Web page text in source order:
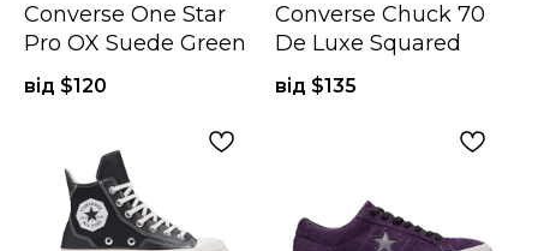
Converse One Star
Pro OX Suede Green
від $120
Converse Chuck 70
De Luxe Squared
від $135